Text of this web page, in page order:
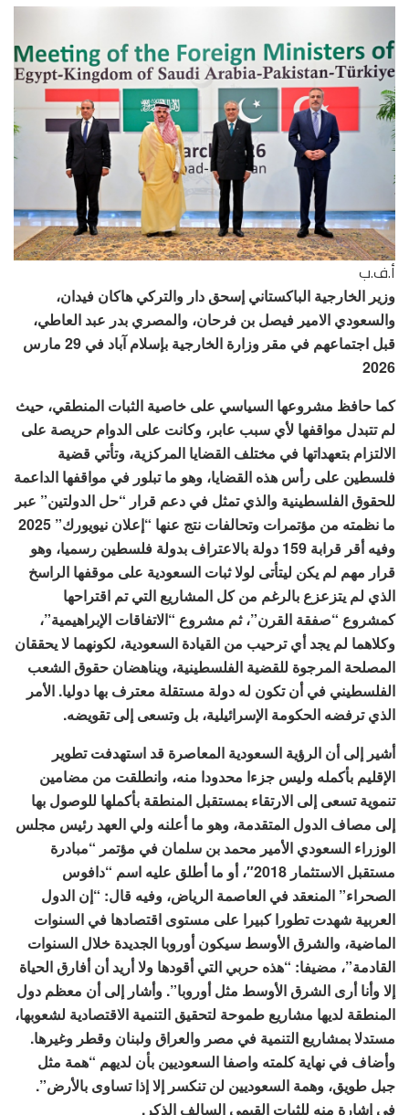
أ.ف.ب
وزير الخارجية الباكستاني إسحق دار والتركي هاكان فيدان،
والسعودي الامير فيصل بن فرحان، والمصري بدر عبد العاطي،
قبل اجتماعهم في مقر وزارة الخارجية بإسلام آباد في 29 مارس
2026
كما حافظ مشروعها السياسي على خاصية الثبات المنطقي، حيث
لم تتبدل مواقفها لأي سبب عابر، وكانت على الدوام حريصة على
الالتزام بتعهداتها في مختلف القضايا المركزية، وتأتي قضية
فلسطين على رأس هذه القضايا، وهو ما تبلور في مواقفها الداعمة
للحقوق الفلسطينية والذي تمثل في دعم قرار “حل الدولتين” عبر
ما نظمته من مؤتمرات وتحالفات نتج عنها “إعلان نيويورك” 2025
وفيه أقر قرابة 159 دولة بالاعتراف بدولة فلسطين رسميا، وهو
قرار مهم لم يكن ليتأتى لولا ثبات السعودية على موقفها الراسخ
الذي لم يتزعزع بالرغم من كل المشاريع التي تم اقتراحها
كمشروع “صفقة القرن”، ثم مشروع “الاتفاقات الإبراهيمية”،
وكلاهما لم يجد أي ترحيب من القيادة السعودية، لكونهما لا يحققان
المصلحة المرجوة للقضية الفلسطينية، ويناهضان حقوق الشعب
الفلسطيني في أن تكون له دولة مستقلة معترف بها دوليا. الأمر
الذي ترفضه الحكومة الإسرائيلية، بل وتسعى إلى تقويضه.
أشير إلى أن الرؤية السعودية المعاصرة قد استهدفت تطوير
الإقليم بأكمله وليس جزءا محدودا منه، وانطلقت من مضامين
تنموية تسعى إلى الارتقاء بمستقبل المنطقة بأكملها للوصول بها
إلى مصاف الدول المتقدمة، وهو ما أعلنه ولي العهد رئيس مجلس
الوزراء السعودي الأمير محمد بن سلمان في مؤتمر “مبادرة
مستقبل الاستثمار 2018″، أو ما أطلق عليه اسم “دافوس
الصحراء” المنعقد في العاصمة الرياض، وفيه قال: “إن الدول
العربية شهدت تطورا كبيرا على مستوى اقتصادها في السنوات
الماضية، والشرق الأوسط سيكون أوروبا الجديدة خلال السنوات
القادمة”، مضيفا: “هذه حربي التي أقودها ولا أريد أن أفارق الحياة
إلا وأنا أرى الشرق الأوسط مثل أوروبا”. وأشار إلى أن معظم دول
المنطقة لديها مشاريع طموحة لتحقيق التنمية الاقتصادية لشعوبها،
مستدلا بمشاريع التنمية في مصر والعراق ولبنان وقطر وغيرها.
وأضاف في نهاية كلمته واصفا السعوديين بأن لديهم “همة مثل
جبل طويق، وهمة السعوديين لن تنكسر إلا إذا تساوى بالأرض”.
في إشارة منه للثبات القيمي السالف الذكر.